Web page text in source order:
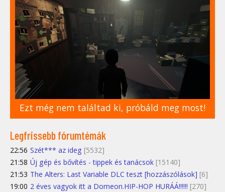
Ezt még nem találtad ki, próbáld meg most!
Legfrissebb fórumtémák
22:56 Szét*** az ideg [5532]
21:58 Új gép és bővítés - tippek és tanácsok [15140]
21:53 The Alters: Last Variable DLC teszt [hozzászólások] [6]
19:00 2 éves vagyok itt a Domeon.HIP-HOP HURÁÁ!!!!!! [270]